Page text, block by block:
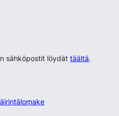
sähköpostit löydättäältä.